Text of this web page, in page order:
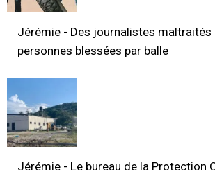
Jérémie - Des journalistes maltraités
personnes blessées par balle
Jérémie - Le bureau de la Protection